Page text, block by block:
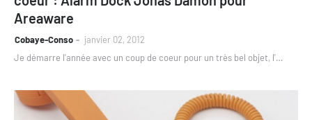
Areaware
Cobaye-Conso
janvier 02, 2012
Je démarre l'année avec un coup de coeur pour un très bel objet, l'…